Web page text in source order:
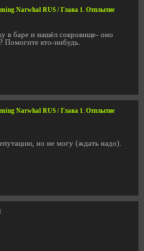
Narwhal RUS / Глава 1. Отплытие
в баре и нашёл сокровище- оно
Помогите кто-нибудь.
Narwhal RUS / Глава 1. Отплытие
но не могу (ждать надо).